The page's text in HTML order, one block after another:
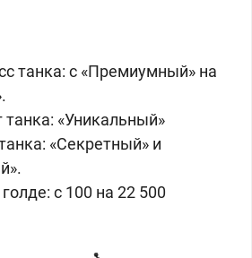
танка: с «Премиумный» на
танка: «Уникальный»
«Секретный» и
голде: с 100 на 22 500